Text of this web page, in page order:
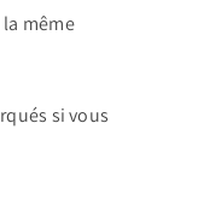
même
si vous